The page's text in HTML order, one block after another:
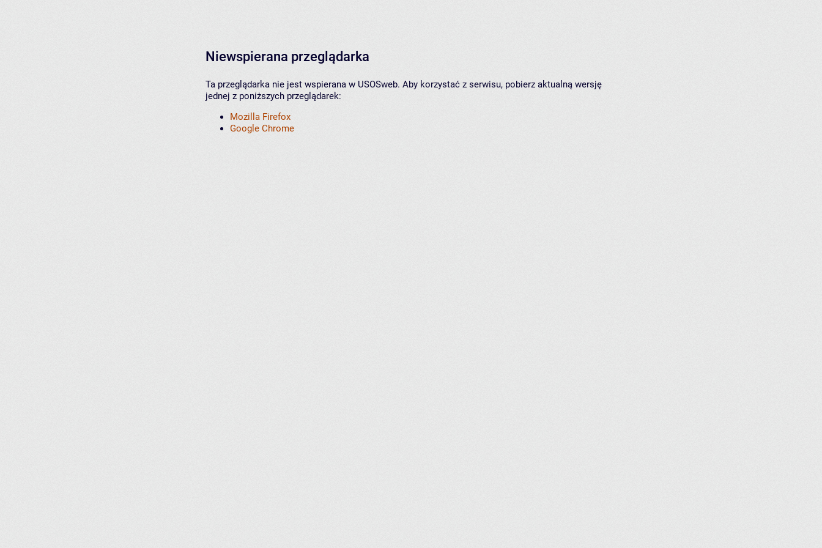
Niewspierana przeglądarka
Ta przeglądarka nie jest wspierana w USOSweb. Aby korzystać z serwisu, pobierz aktualną wersję
jednej z poniższych przeglądarek:
Mozilla Firefox
Google Chrome